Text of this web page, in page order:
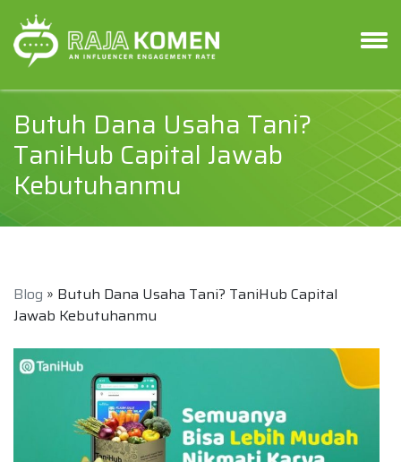
Butuh Dana Usaha Tani?
TaniHub Capital Jawab
Kebutuhanmu
Blog » Butuh Dana Usaha Tani? TaniHub Capital
Jawab Kebutuhanmu